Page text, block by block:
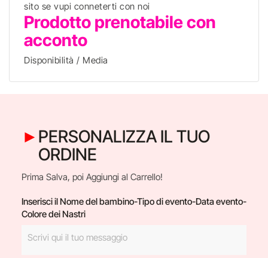
sito se vupi conneterti con noi
Prodotto prenotabile con
acconto
Disponibilità / Media
PERSONALIZZA IL TUO
ORDINE
Prima Salva, poi Aggiungi al Carrello!
Inserisci il Nome del bambino-Tipo di evento-Data evento-
Colore dei Nastri